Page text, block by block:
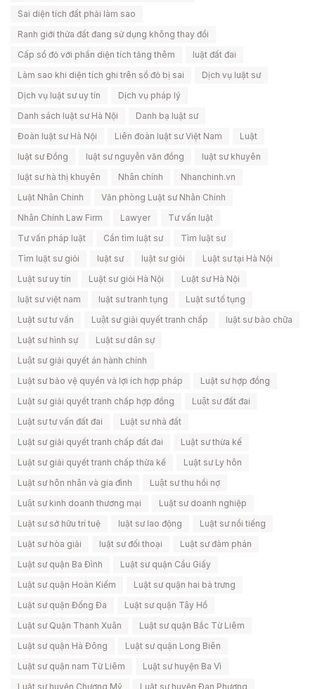
Sai diện tích đất phải làm sao
Ranh giới thửa đất đang sử dụng không thay đổi
Cấp sổ đỏ với phần diện tích tăng thêm
luật đất đai
Làm sao khi diện tích ghi trên sổ đỏ bị sai
Dịch vụ luật sư
Dịch vụ luật sư uy tín
Dịch vụ pháp lý
Danh sách luật sư Hà Nội
Danh bạ luật sư
Đoàn luật sư Hà Nội
Liên đoàn luật sư Việt Nam
Luật
luật sư Đồng
luật sư nguyễn văn đồng
luật sư khuyên
luật sư hà thị khuyên
Nhân chính
Nhanchinh.vn
Luật Nhân Chính
Văn phòng Luật sư Nhân Chính
Nhân Chính Law Firm
Lawyer
Tư vấn luật
Tư vấn pháp luật
Cần tìm luật sư
Tìm luật sư
Tìm luật sư giỏi
luật sư luật sư giỏi
Luật sư tại Hà Nội
Luật sư uy tín
Luật sư giỏi Hà Nội
Luật sư Hà Nội
luật sư việt nam
luật sư tranh tụng
Luật sư tố tụng
Luật sư tư vấn
Luật sư giải quyết tranh chấp
luật sư bào chữa
Luật sư hình sự
Luật sư dân sự
Luật sư giải quyết án hành chính
Luật sư bảo vệ quyền và lợi ích hợp pháp
Luật sư hợp đồng
Luật sư giải quyết tranh chấp hợp đồng
Luật sư đất đai
Luật sư tư vấn đất đai
Luật sư nhà đất
Luật sư giải quyết tranh chấp đất đai
Luật sư thừa kế
Luật sư giải quyết tranh chấp thừa kế
Luật sư Ly hôn
Luật sư hôn nhân và gia đình
Luật sư thu hồi nợ
Luật sư kinh doanh thương mại
Luật sư doanh nghiệp
Luật sư sở hữu trí tuệ
luật sư lao động
Luật sư nổi tiếng
Luật sư hòa giải
luật sư đối thoại
Luật sư đàm phán
Luật sư quận Ba Đình
Luật sư quận Cầu Giấy
Luật sư quận Hoàn Kiếm
Luật sư quận hai bà trưng
Luật sư quận Đống Đa
Luật sư quận Tây Hồ
Luật sư Quận Thanh Xuân
Luật sư quận Bắc Từ Liêm
Luật sư quận Hà Đông
Luật sư quận Long Biên
Luật sư quận nam Từ Liêm
Luật sư huyện Ba Vì
Luật sư huyện Chương Mỹ
Luật sư huyện Đan Phượng